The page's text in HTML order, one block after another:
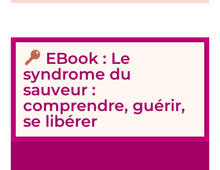
EBook : Le
syndrome du
sauveur :
comprendre, guérir,
se libérer